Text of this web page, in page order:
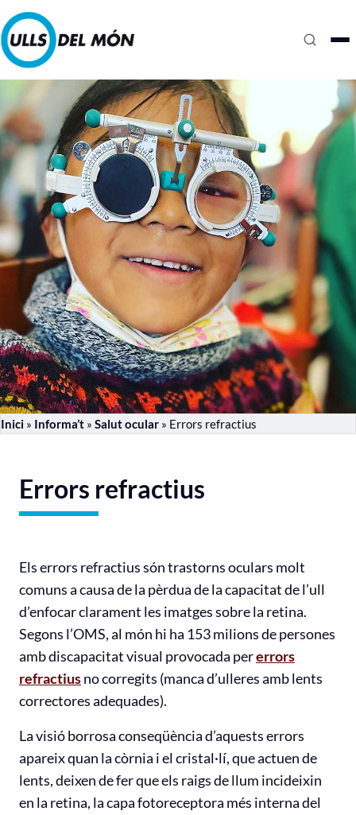
Inici » Informa’t » Salut ocular » Errors refractius
Errors refractius
Els errors refractius són trastorns oculars molt
comuns a causa de la pèrdua de la capacitat de l’ull
d’enfocar clarament les imatges sobre la retina.
Segons l’OMS, al món hi ha 153 milions de persones
amb discapacitat visual provocada pererrors
refractiusno corregits (manca d’ulleres amb lents
correctores adequades).
La visió borrosa conseqüència d’aquests errors
apareix quan la còrnia i el cristal·lí, que actuen de
lents, deixen de fer que els raigs de llum incideixin
en la retina, la capa fotoreceptora més interna del